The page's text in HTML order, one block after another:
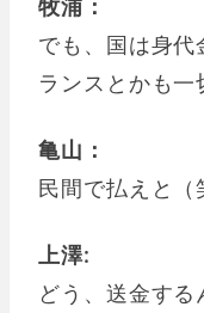
牧浦：
でも、国は身代
ランスとかも一
亀山：
民間で払えと（
上澤:
どう、送金する